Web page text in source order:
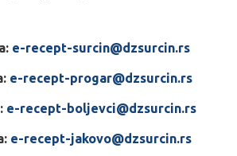
e-recept-surcin@dzsurcin.rs
e-recept-progar@dzsurcin.rs
e-recept-boljevci@dzsurcin.rs
e-recept-jakovo@dzsurcin.rs